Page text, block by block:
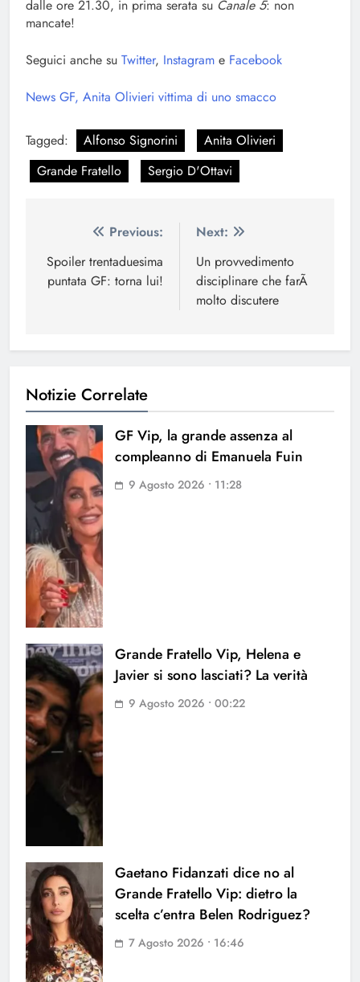
dalle ore 21.30, in prima serata su Canale 5: non
mancate!
Seguici anche su Twitter, Instagram e Facebook
News GF, Anita Olivieri vittima di uno smacco
Tagged: Alfonso Signorini
Anita Olivieri
Grande Fratello
Sergio D'Ottavi
Navigazione
articoli
Previous:
Spoiler trentaduesima
puntata GF: torna lui!
Next:
Un provvedimento
disciplinare che farÃ
molto discutere
Notizie Correlate
GF Vip, la grande assenza al
compleanno di Emanuela Fuin
9 Agosto 2026 • 11:28
Grande Fratello Vip, Helena e
Javier si sono lasciati? La verità
9 Agosto 2026 • 00:22
Gaetano Fidanzati dice no al
Grande Fratello Vip: dietro la
scelta c’entra Belen Rodriguez?
7 Agosto 2026 • 16:46